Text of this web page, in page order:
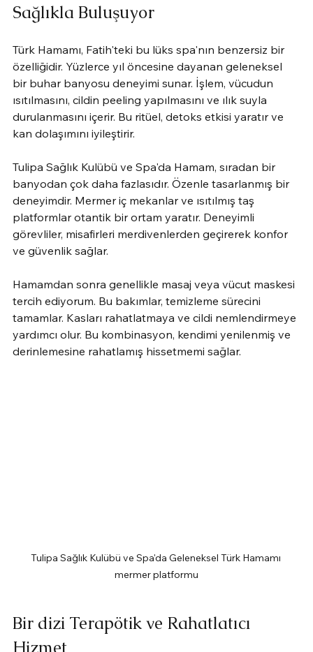
Sağlıkla Buluşuyor
Türk Hamamı, Fatih'teki bu lüks spa'nın benzersiz bir
özelliğidir. Yüzlerce yıl öncesine dayanan geleneksel
bir buhar banyosu deneyimi sunar. İşlem, vücudun
ısıtılmasını, cildin peeling yapılmasını ve ılık suyla
durulanmasını içerir. Bu ritüel, detoks etkisi yaratır ve
kan dolaşımını iyileştirir.
Tulipa Sağlık Kulübü ve Spa'da Hamam, sıradan bir
banyodan çok daha fazlasıdır. Özenle tasarlanmış bir
deneyimdir. Mermer iç mekanlar ve ısıtılmış taş
platformlar otantik bir ortam yaratır. Deneyimli
görevliler, misafirleri merdivenlerden geçirerek konfor
ve güvenlik sağlar.
Hamamdan sonra genellikle masaj veya vücut maskesi
tercih ediyorum. Bu bakımlar, temizleme sürecini
tamamlar. Kasları rahatlatmaya ve cildi nemlendirmeye
yardımcı olur. Bu kombinasyon, kendimi yenilenmiş ve
derinlemesine rahatlamış hissetmemi sağlar.
Tulipa Sağlık Kulübü ve Spa'da Geleneksel Türk Hamamı
mermer platformu
Bir dizi Terapötik ve Rahatlatıcı
Hizmet